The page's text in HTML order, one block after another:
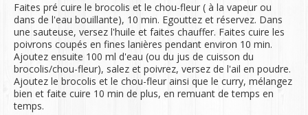
Faites pré cuire le brocolis et le chou-fleur ( à la vapeur ou
dans de l'eau bouillante), 10 min. Egouttez et réservez. Dans
une sauteuse, versez l'huile et faites chauffer. Faites cuire les
poivrons coupés en fines lanières pendant environ 10 min.
Ajoutez ensuite 100 ml d'eau (ou du jus de cuisson du
brocolis/chou-fleur), salez et poivrez, versez de l'ail en poudre.
Ajoutez le brocolis et le chou-fleur ainsi que le curry, mélangez
bien et faite cuire 10 min de plus, en remuant de temps en
temps.